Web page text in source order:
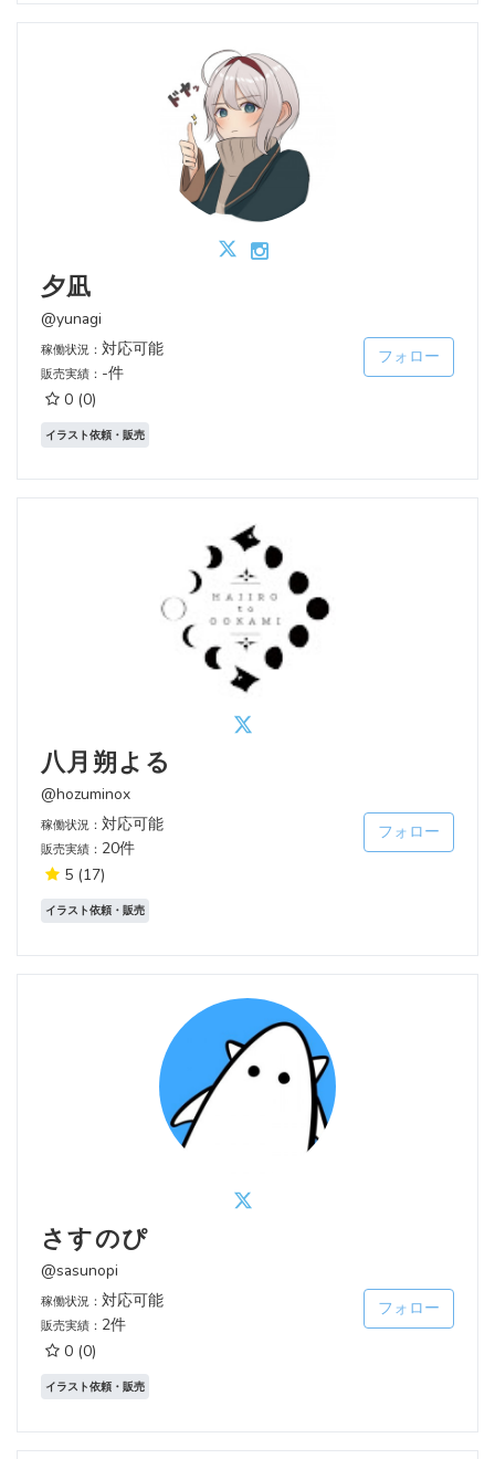
夕凪
@yunagi
稼働状況： 対応可能
販売実績： -件
0 (0)
フォロー
イラスト依頼・販売
八月朔よる
@hozuminox
稼働状況： 対応可能
販売実績： 20件
5 (17)
フォロー
イラスト依頼・販売
さすのぴ
@sasunopi
稼働状況： 対応可能
販売実績： 2件
0 (0)
フォロー
イラスト依頼・販売